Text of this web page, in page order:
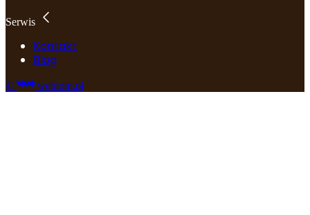
Serwis
Kontakt
Blog
© webtom.pl